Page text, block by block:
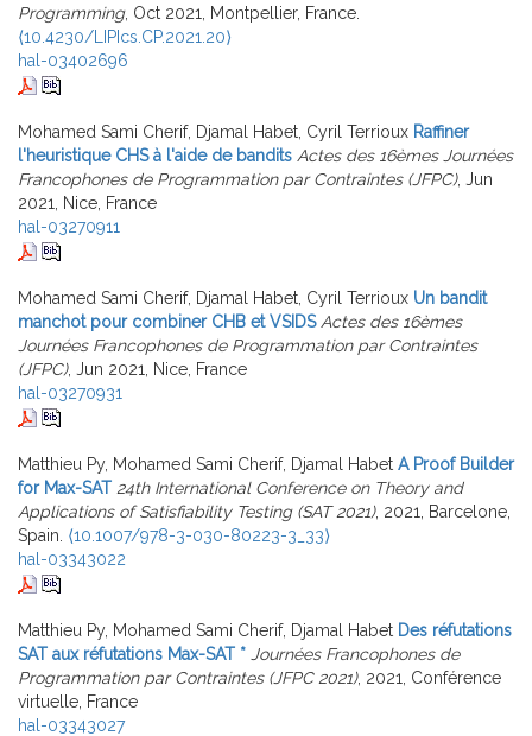
Programming, Oct 2021, Montpellier, France.
⟨10.4230/LIPIcs.CP.2021.20⟩
hal-03402696
Mohamed Sami Cherif, Djamal Habet, Cyril Terrioux Raffiner
l'heuristique CHS à l'aide de bandits Actes des 16èmes Journées
Francophones de Programmation par Contraintes (JFPC), Jun
2021, Nice, France
hal-03270911
Mohamed Sami Cherif, Djamal Habet, Cyril Terrioux Un bandit
manchot pour combiner CHB et VSIDS Actes des 16èmes
Journées Francophones de Programmation par Contraintes
(JFPC), Jun 2021, Nice, France
hal-03270931
Matthieu Py, Mohamed Sami Cherif, Djamal Habet A Proof Builder
for Max-SAT 24th International Conference on Theory and
Applications of Satisfiability Testing (SAT 2021), 2021, Barcelone,
Spain. ⟨10.1007/978-3-030-80223-3_33⟩
hal-03343022
Matthieu Py, Mohamed Sami Cherif, Djamal Habet Des réfutations
SAT aux réfutations Max-SAT * Journées Francophones de
Programmation par Contraintes (JFPC 2021), 2021, Conférence
virtuelle, France
hal-03343027